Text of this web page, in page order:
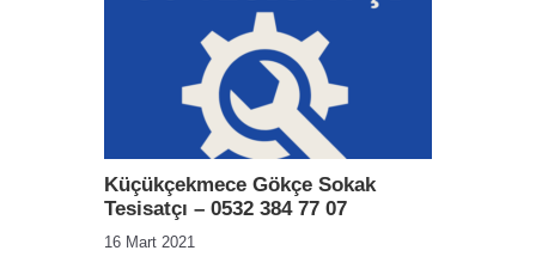
Küçükçekmece Gökçe Sokak
Tesisatçı – 0532 384 77 07
16 Mart 2021